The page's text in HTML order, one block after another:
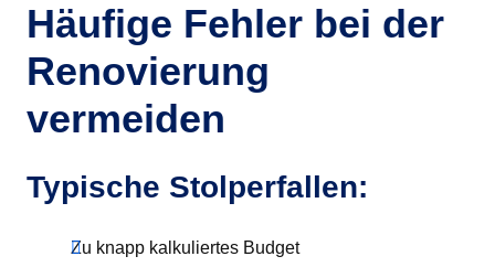
Häufige Fehler bei der
Renovierung
vermeiden
Typische Stolperfallen:
Zu knapp kalkuliertes Budget